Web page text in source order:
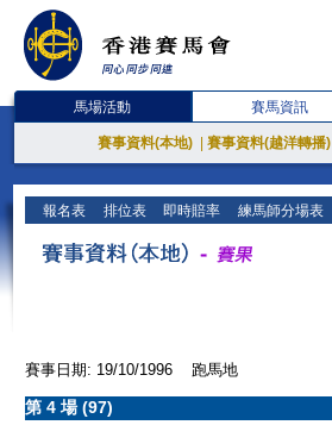
馬場活動 賽馬資訊
賽事資料(本地) 賽事資料(越洋轉播)
報名表 排位表 即時賠率 練馬師分場表
賽事日期: 19/10/1996 跑馬地
第 4 場 (97)